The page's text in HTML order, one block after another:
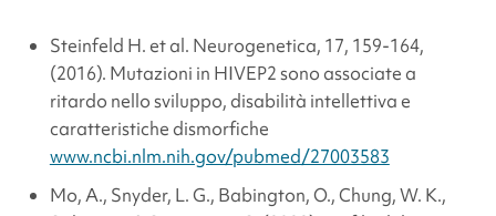
Steinfeld H. et al. Neurogenetica, 17, 159-164,
(2016). Mutazioni in HIVEP2 sono associate a
ritardo nello sviluppo, disabilità intellettiva e
caratteristiche dismorfiche
www.ncbi.nlm.nih.gov/pubmed/27003583
Mo, A., Snyder, L. G., Babington, O., Chung, W. K.,